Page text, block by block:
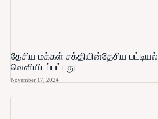
தேசிய மக்கள் சக்தியின்தேசிய பட்டியல்
வௌியிடப்பட்டது
November 17, 2024